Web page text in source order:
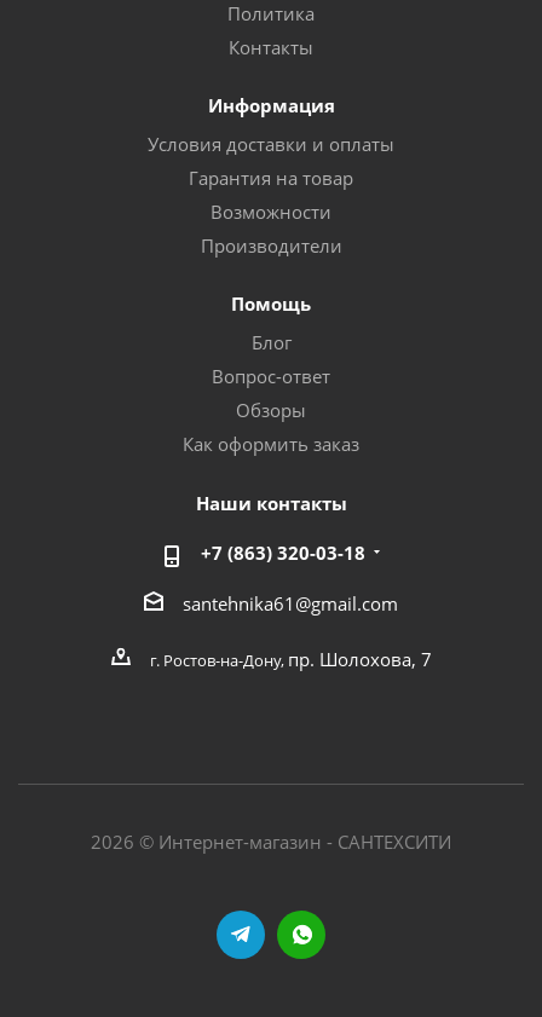
Политика
Контакты
Информация
Условия доставки и оплаты
Гарантия на товар
Возможности
Производители
Помощь
Блог
Вопрос-ответ
Обзоры
Как оформить заказ
Наши контакты
+7 (863) 320-03-18
santehnika61@gmail.com
г. Ростов-на-Дону, пр. Шолохова, 7
2026 © Интернет-магазин - САНТЕХСИТИ